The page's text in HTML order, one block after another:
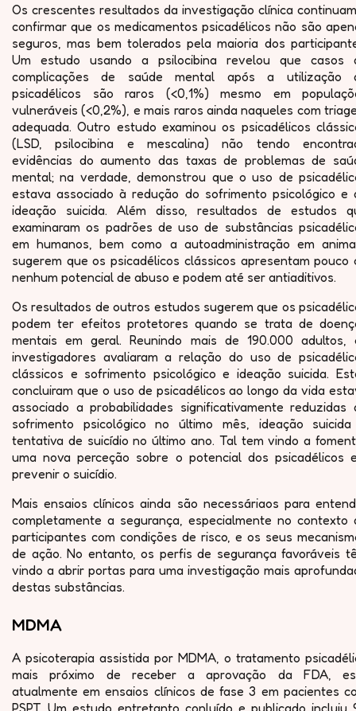
Os crescentes resultados da investigação clínica
confirmar que os medicamentos psicadélicos não são
seguros, mas bem tolerados pela maioria dos
Um estudo usando a psilocibina revelou que casos
complicações de saúde mental após a utilização
psicadélicos são raros (<0,1%) mesmo em
vulneráveis ​​(<0,2%), e mais raros ainda naqueles com
adequada. Outro estudo examinou os psicadélicos
(LSD, psilocibina e mescalina) não tendo
evidências do aumento das taxas de problemas de
mental; na verdade, demonstrou que o uso de
estava associado à redução do sofrimento psicológico e
ideação suicida. Além disso, resultados de estudos
examinaram os padrões de uso de substâncias
em humanos, bem como a autoadministração em
sugerem que os psicadélicos clássicos apresentam pouco
nenhum potencial de abuso e podem até ser antiaditivos.
Os resultados de outros estudos sugerem que os
podem ter efeitos protetores quando se trata de
mentais em geral. Reunindo mais de 190.000 adultos,
investigadores avaliaram a relação do uso de
clássicos e sofrimento psicológico e ideação suicida.
concluiram que o uso de psicadélicos ao longo da vida
associado a probabilidades significativamente reduzidas
sofrimento psicológico no último mês, ideação
tentativa de suicídio no último ano. Tal tem vindo a
uma nova perceção sobre o potencial dos psicadélicos
prevenir o suicídio.
Mais ensaios clínicos ainda são necessáriaos para
completamente a segurança, especialmente no contexto
participantes com condições de risco, e os seus
de ação. No entanto, os perfis de segurança favoráveis
vindo a abrir portas para uma investigação mais
destas substâncias.
MDMA
A psicoterapia assistida por MDMA, o tratamento
mais próximo de receber a aprovação da FDA,
atualmente em ensaios clínicos de fase 3 em pacientes
PSPT. Um estudo entretanto conluído e publicado incluiu